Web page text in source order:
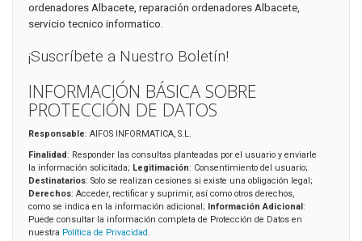
ordenadores Albacete, reparación ordenadores Albacete,
servicio tecnico informatico.
¡Suscríbete a Nuestro Boletín!
INFORMACIÓN BÁSICA SOBRE
PROTECCIÓN DE DATOS
Responsable: AIFOS INFORMATICA, S.L.
Finalidad: Responder las consultas planteadas por el usuario y enviarle
la información solicitada; Legitimación: Consentimiento del usuario;
Destinatarios: Solo se realizan cesiones si existe una obligación legal;
Derechos: Acceder, rectificar y suprimir, así como otros derechos,
como se indica en la información adicional;
Información Adicional :
Puede consultar la información completa de Protección de Datos en
nuestra Política de Privacidad .